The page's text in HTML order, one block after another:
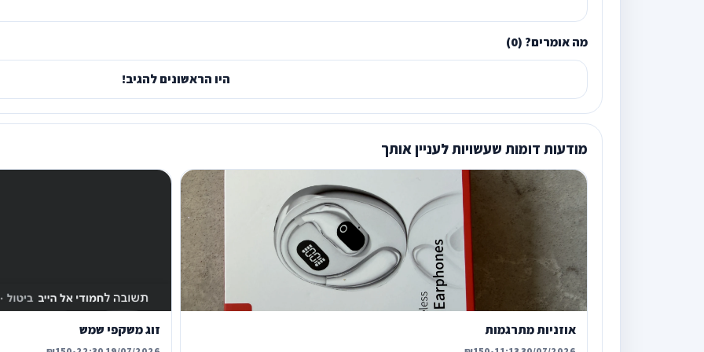
מה אומרים? (0)
היו הראשונים להגיב!
מודעות דומות שעשויות לעניין אותך
אוזניות מתרגמות זוג משקפי שמש